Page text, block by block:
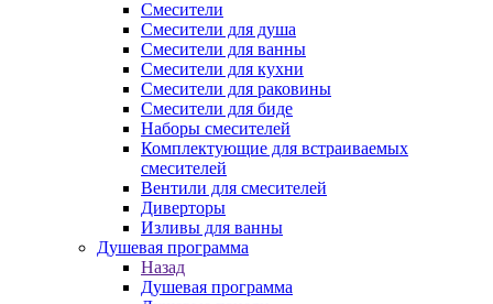
Смесители
Смесители для душа
Смесители для ванны
Смесители для кухни
Смесители для раковины
Смесители для биде
Наборы смесителей
Комплектующие для встраиваемых
смесителей
Вентили для смесителей
Диверторы
Изливы для ванны
Душевая программа
Назад
Душевая программа